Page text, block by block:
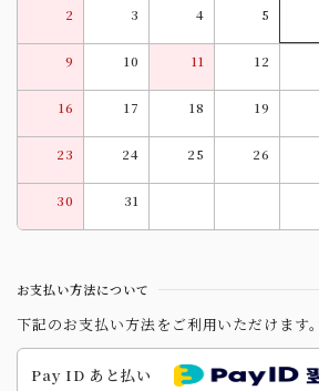
2 3 4 5
9 10 11 12
16 17 18 19
23 24 25 26
30 31
お支払い方法について
下記のお支払い方法をご利用いただけます。
Pay ID あと払い